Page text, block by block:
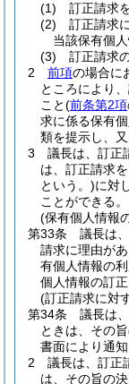
(1)
訂正請求
(2)
訂正請求
当該保有個
(3)
訂正請求
2
前項の場合に
ところにより
こと(前条第2項
求に係る保有
類を提示し、
3
議長は、訂正
は、訂正請求
という。)に対
ことができる。
(保有個人情報
第33条
議長は
請求に理由が
有個人情報の
個人情報の訂
(訂正請求に対
第34条
議長は
ときは、その
書面により通
2
議長は、訂正
は、その旨の